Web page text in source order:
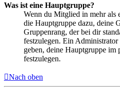
Was ist eine Hauptgruppe?
Wenn du Mitglied in mehr als
die Hauptgruppe dazu, deine
Gruppenrang, der bei dir
festzulegen. Ein
geben, deine Hauptgruppe im
festzulegen.
Nach oben